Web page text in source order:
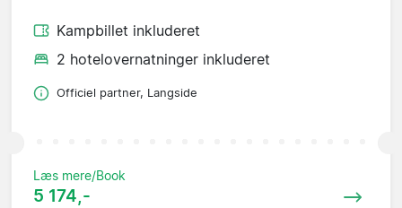
Kampbillet inkluderet
2 hotelovernatninger inkluderet
Officiel partner, Langside
Læs mere/Book
5 174,-